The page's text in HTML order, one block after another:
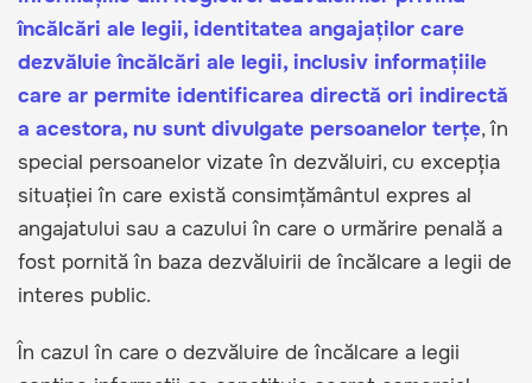
încălcări ale legii, identitatea angajaților care
dezvăluie încălcări ale legii, inclusiv informațiile
care ar permite identificarea directă ori indirectă
a acestora, nu sunt divulgate persoanelor terțe, în
special persoanelor vizate în dezvăluiri, cu excepția
situației în care există consimțământul expres al
angajatului sau a cazului în care o urmărire penală a
fost pornită în baza dezvăluirii de încălcare a legii de
interes public.
În cazul în care o dezvăluire de încălcare a legii